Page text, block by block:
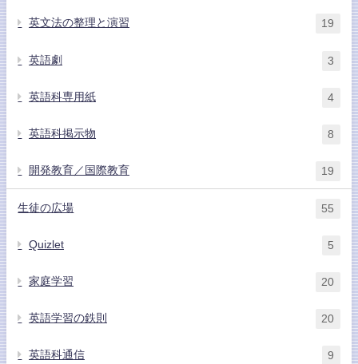
英文法の整理と演習 19
英語劇 3
英語科専用紙 4
英語科掲示物 8
開発教育／国際教育 19
生徒の広場 55
Quizlet 5
家庭学習 20
英語学習の鉄則 20
英語科通信 9